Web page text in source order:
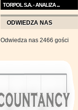
TORPOL S.A. - ANALIZA ...
Na przełomie sierpnia i
września wykres Torpolu ...
ODWIEDZA NAS
Odwiedza nas 2466 gości